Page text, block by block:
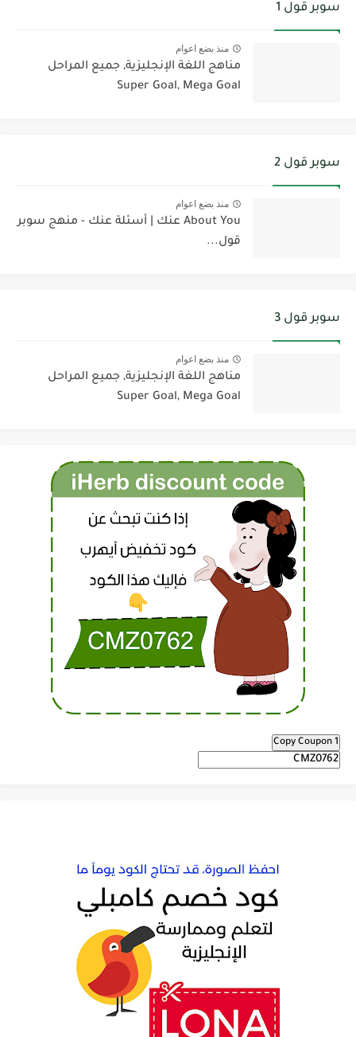
سوبر قول 1
منذ بضع اعوام
مناهج اللغة الإنجليزية, جميع المراحل
Super Goal, Mega Goal
سوبر قول 2
منذ بضع اعوام
About You عنك | أسئلة عنك - منهج سوبر
قول...
سوبر قول 3
منذ بضع اعوام
مناهج اللغة الإنجليزية, جميع المراحل
Super Goal, Mega Goal
Copy Coupon 1